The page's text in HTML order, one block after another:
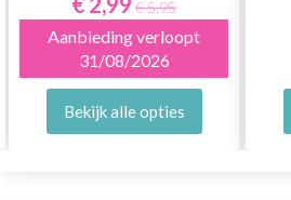
€ 5,95
Aanbieding verloopt
31/08/2026
Bekijk alle opties